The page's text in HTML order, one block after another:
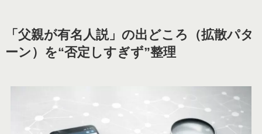
「父親が有名人説」の出どころ（拡散パタ
ーン）を“否定しすぎず”整理